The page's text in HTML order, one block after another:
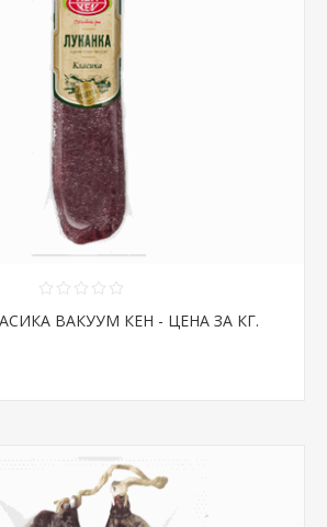
ВАКУУМ КЕН - ЦЕНА ЗА КГ.